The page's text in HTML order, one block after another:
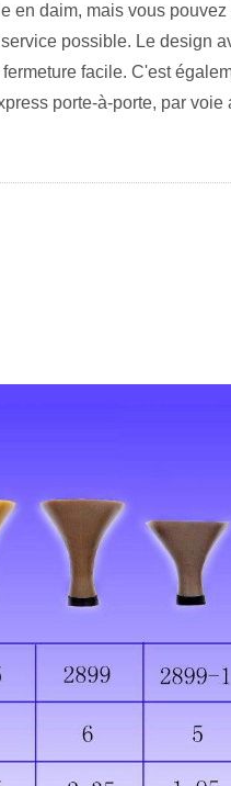
en daim, mais vous
possible. Le design
facile. C'est
porte-à-porte, par voie